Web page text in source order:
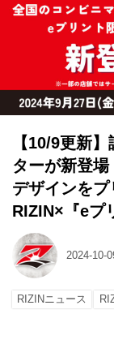
【10/9更新
ターが新登
デザインをプ
RIZIN×『eプ
2024-10-
RIZINニュース